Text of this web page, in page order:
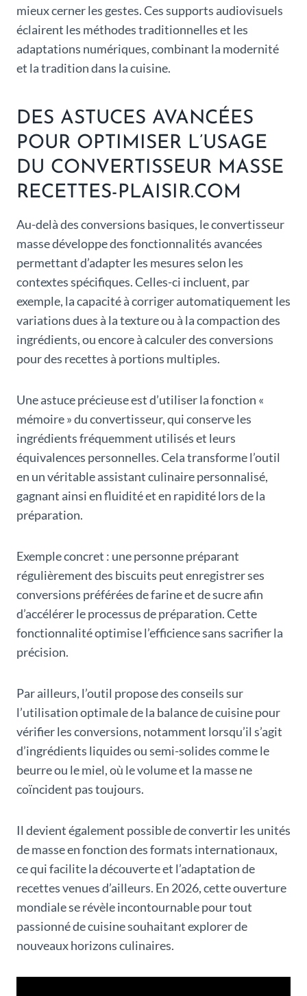
mieux cerner les gestes. Ces supports audiovisuels
éclairent les méthodes traditionnelles et les
adaptations numériques, combinant la modernité
et la tradition dans la cuisine.
DES ASTUCES AVANCÉES
POUR OPTIMISER L’USAGE
DU CONVERTISSEUR MASSE
RECETTES-PLAISIR.COM
Au-delà des conversions basiques, le convertisseur
masse développe des fonctionnalités avancées
permettant d’adapter les mesures selon les
contextes spécifiques. Celles-ci incluent, par
exemple, la capacité à corriger automatiquement les
variations dues à la texture ou à la compaction des
ingrédients, ou encore à calculer des conversions
pour des recettes à portions multiples.
Une astuce précieuse est d’utiliser la fonction «
mémoire » du convertisseur, qui conserve les
ingrédients fréquemment utilisés et leurs
équivalences personnelles. Cela transforme l’outil
en un véritable assistant culinaire personnalisé,
gagnant ainsi en fluidité et en rapidité lors de la
préparation.
Exemple concret : une personne préparant
régulièrement des biscuits peut enregistrer ses
conversions préférées de farine et de sucre afin
d’accélérer le processus de préparation. Cette
fonctionnalité optimise l’efficience sans sacrifier la
précision.
Par ailleurs, l’outil propose des conseils sur
l’utilisation optimale de la balance de cuisine pour
vérifier les conversions, notamment lorsqu’il s’agit
d’ingrédients liquides ou semi-solides comme le
beurre ou le miel, où le volume et la masse ne
coïncident pas toujours.
Il devient également possible de convertir les unités
de masse en fonction des formats internationaux,
ce qui facilite la découverte et l’adaptation de
recettes venues d’ailleurs. En 2026, cette ouverture
mondiale se révèle incontournable pour tout
passionné de cuisine souhaitant explorer de
nouveaux horizons culinaires.